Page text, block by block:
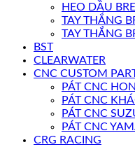
HEO DẦU
TAY THẮNG
TAY THẮNG
BST
CLEARWATER
CNC CUSTOM
PÁT CNC
PÁT CNC
PÁT CNC
PÁT CNC
CRG RACING